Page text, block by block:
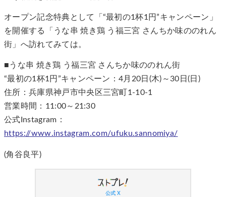
オープン記念特典として「“最初の1杯1円”キャンペーン」
を開催する「うな串 焼き鶏 う福三宮 さんちか味ののれん
街」へ訪れてみては。
■うな串 焼き鶏 う福三宮 さんちか味ののれん街
“最初の1杯1円”キャンペーン：4月20日(木)～30日(日)
住所：兵庫県神戸市中央区三宮町1-10-1
営業時間：11:00～21:30
公式Instagram：
https://www.instagram.com/ufuku.sannomiya/
(角谷良平)
公式 X